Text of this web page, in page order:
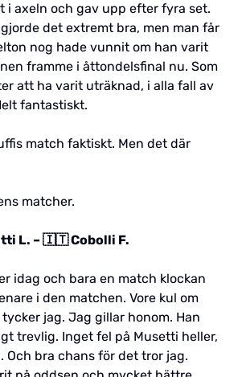
i axeln och gav upp efter fyra set.
det extremt bra, men man får
nog hade vunnit om han varit
framme i åttondelsfinal nu. Som
att ha varit uträknad, i alla fall av
fantastiskt.
match faktiskt. Men det där
matcher.
L. – 🇮🇹 Cobolli F.
idag och bara en match klockan
i den matchen. Vore kul om
jag. Jag gillar honom. Han
trevlig. Inget fel på Musetti heller,
Och bra chans för det tror jag.